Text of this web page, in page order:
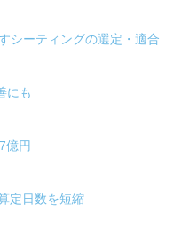
シーティングの選定・適合
にも
億円
定日数を短縮